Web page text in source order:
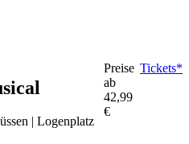
| Logenplatz
Preise
ab
42,99
€
Tickets*